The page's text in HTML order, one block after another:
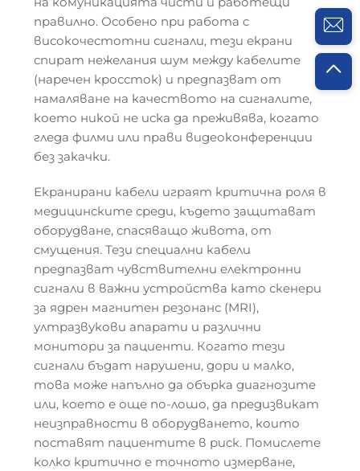
правилно. Особено при работа с
високочестотни сигнали, тези екрани
спират нежелания шум между кабелите
(наречен кроссток) и предпазват от
намаляване на качеството на сигналите,
което никой не иска да преживява, когато
гледа филми или прави видеоконференции
без закачки.
Екранирани кабели играят критична роля в
медицинските среди, където защитават
оборудване, спасяващо живота, от
смущения. Тези специални кабели
предпазват чувствителни електронни
сигнали в важни устройства като скенери
за ядрен магнитен резонанс (MRI),
ултразвукови апарати и различни
монитори за пациенти. Когато тези
сигнали бъдат нарушени, дори и малко,
това може напълно да обърка диагнозите
или, което е още по-лошо, да предизвикат
неизправности в оборудването, които
поставят пациентите в риск. Помислете
колко критично е точното измерване,